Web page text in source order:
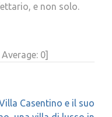
e non solo.
Average: 0]
Casentino e il suo